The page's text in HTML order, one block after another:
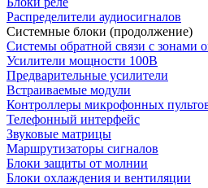
Распределители аудиосигналов
Системные блоки (продолжение)
Системы обратной связи с зонами
Усилители мощности 100В
Предварительные усилители
Встраиваемые модули
Контроллеры микрофонных
Телефонный интерфейс
Звуковые матрицы
Маршрутизаторы сигналов
Блоки защиты от молнии
Блоки охлаждения и вентиляции